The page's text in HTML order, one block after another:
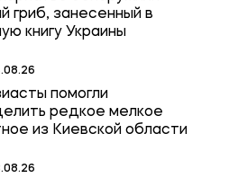
гриб, занесенный в
книгу Украины
помогли
редкое мелкое
из Киевской области